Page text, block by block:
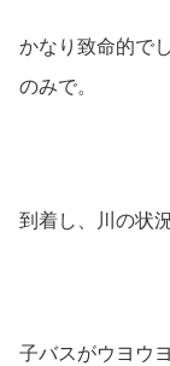
かなり致命的で
のみで。
到着し、川の状
子バスがウヨウ